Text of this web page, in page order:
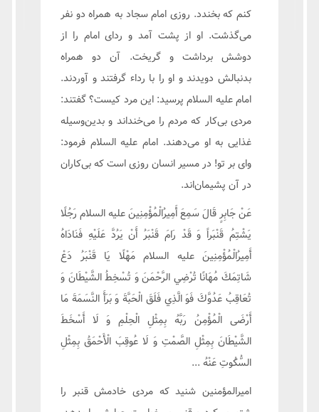
کنم که بخندد. روزی امام سجاد به همراه دو نفر
می‌گذشت. او از پشت آمد و ردای امام را از
دوشش برداشت و گریخت. آن دو همراه
بدنبالش دویدند و او را با رداء گرفتند و آوردند.
امام علیه السلام پرسید: این مرد کیست؟ گفتند:
مردی بی‌کار که مردم را می‌خنداند و بدین‌وسیله
غذایی به او می‌دهند. امام علیه السلام فرمود:
وای بر تو! در مسیر انسان روزی است که بی‌کاران
در آن پشیمان‌اند.
عَنْ جَابِرٍ قَالَ سَمِعَ أَمِيرُ‌الْمُؤْمِنِينَ علیه السلام رَجُلًا
يَشْتِمُ قَنْبَراً وَ قَدْ رَامَ قَنْبَرُ أَنْ يَرُدَّ عَلَيْهِ فَنَادَاهُ
أَمِيرُ‌الْمُؤْمِنِينَ علیه السلام مَهْلًا يَا قَنْبَرُ دَعْ
شَاتِمَكَ مُهَانًا تُرْضِي الرَّحْمَنَ وَ تُسْخِطُ الشَّيْطَانَ وَ
تُعَاقِبُ عَدُوَّكَ فَوَ الَّذِي فَلَقَ الْحَبَّةَ وَ بَرَأَ النَّسَمَةَ مَا
أَرْضَى الْمُؤْمِنُ رَبَّهُ بِمِثْلِ الْحِلْمِ وَ لَا أَسْخَطَ
الشَّيْطَانَ بِمِثْلِ الصَّمْتِ وَ لَا عُوقِبَ الْأَحْمَقُ بِمِثْلِ
السُّكُوتِ عَنْهُ ...
امیرالمؤمنین شنید که مردی خادمش قنبر را